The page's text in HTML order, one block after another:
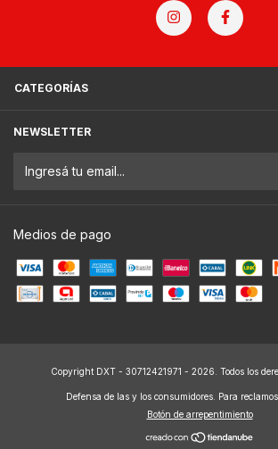
CATEGORÍAS
NEWSLETTER
Medios de pago
Copyright DXT - 30712421971 - 2026. Todos los
Defensa de las y los consumidores. Para reclamos
Botón de arrepentimiento